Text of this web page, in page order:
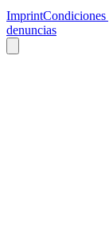
ImprintCondiciones
denuncias